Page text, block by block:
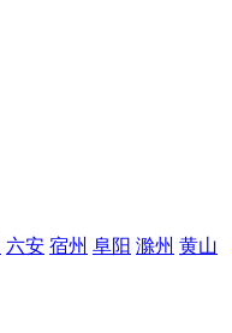
六安 宿州 阜阳 滁州 黄山